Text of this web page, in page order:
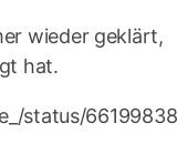
wieder geklärt,
hat.
status/